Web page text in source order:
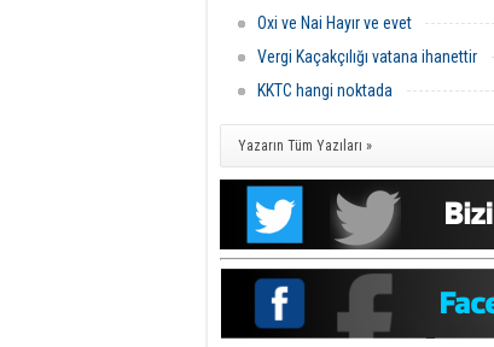
Oxi ve Nai Hayır ve evet
Vergi Kaçakçılığı vatana ihanettir
KKTC hangi noktada
Yazarın Tüm Yazıları »